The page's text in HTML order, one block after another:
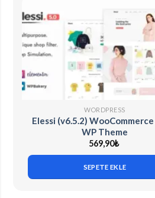
WORDPRESS
Elessi (v6.5.2)
WP Theme
569,90₺
SEPETE EKLE